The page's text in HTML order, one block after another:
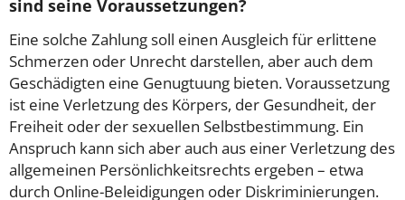
sind seine Voraussetzungen?
Eine solche Zahlung soll einen Ausgleich für erlittene
Schmerzen oder Unrecht darstellen, aber auch dem
Geschädigten eine Genugtuung bieten. Voraussetzung
ist eine Verletzung des Körpers, der Gesundheit, der
Freiheit oder der sexuellen Selbstbestimmung. Ein
Anspruch kann sich aber auch aus einer Verletzung des
allgemeinen Persönlichkeitsrechts ergeben – etwa
durch Online-Beleidigungen oder Diskriminierungen.